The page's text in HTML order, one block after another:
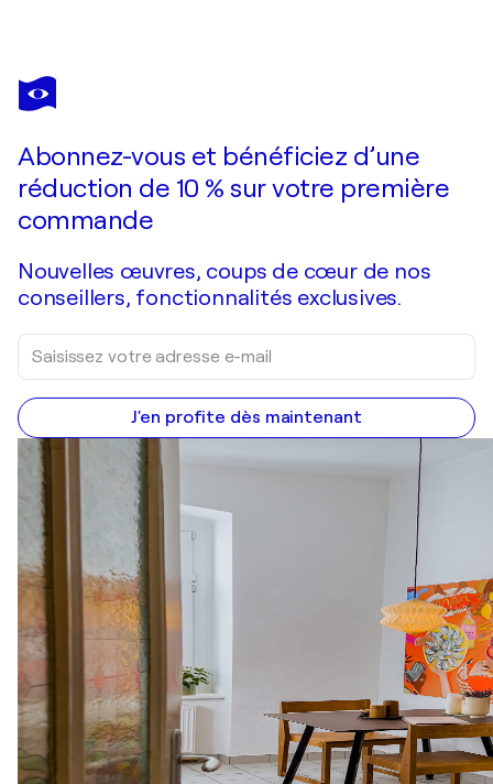
PRESTON M. SMITH (PMS)
Rage
Abonnez-vous et bénéficiez d’une
réduction de 10 % sur votre première
commande
Nouvelles œuvres, coups de cœur de nos
conseillers, fonctionnalités exclusives.
J'en profite dès maintenant